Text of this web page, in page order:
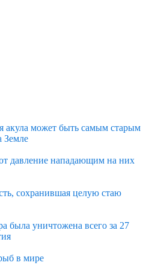
акула может быть самым старым
Земле
давление нападающим на них
сохранившая целую стаю
была уничтожена всего за 27
в мире